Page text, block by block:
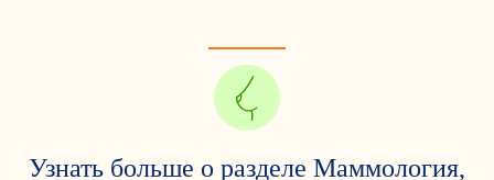
Узнать больше о разделе Маммология,